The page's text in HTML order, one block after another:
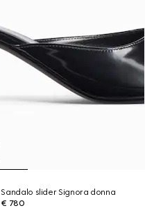
Sandalo slider Signora donna
€ 780